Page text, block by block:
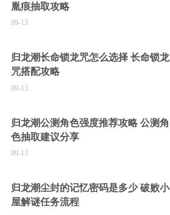
胤痕抽取攻略
09-13
归龙潮长命锁龙咒怎么选择 长命锁龙
咒搭配攻略
09-13
归龙潮公测角色强度推荐攻略 公测角
色抽取建议分享
09-13
归龙潮尘封的记忆密码是多少 破败小
屋解谜任务流程